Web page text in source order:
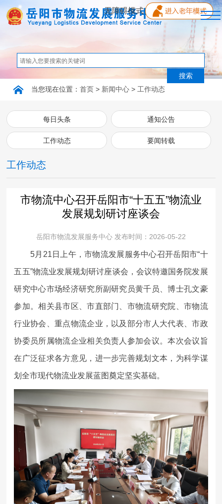
无障碍模式
单位概况
新闻中心
党的建设
行业动态
互动交流
政务公开
政务服务
专题专栏
当您现在位置： 首页> 新闻中心> 工作动态
每日头条 通知公告
工作动态 要闻转载
工作动态
市物流中心召开岳阳市“十五五”物流业
发展规划研讨座谈会
岳阳市物流发展服务中心 发布时间：2026-05-22
5月21日上午，市物流发展服务中心召开岳阳市“十
五五”物流业发展规划研讨座谈会，会议特邀国务院发展
研究中心市场经济研究所副研究员黄千员、博士孔文豪
参加。相关县市区、市直部门、市物流研究院、市物流
行业协会、重点物流企业，以及部分市人大代表、市政
协委员所属物流企业相关负责人参加会议。本次会议旨
在广泛征求各方意见，进一步完善规划文本，为科学谋
划全市现代物流业发展蓝图奠定坚实基础。